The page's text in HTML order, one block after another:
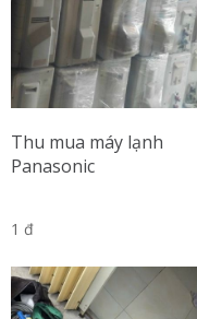
Thu mua máy lạnh
Panasonic
1 đ